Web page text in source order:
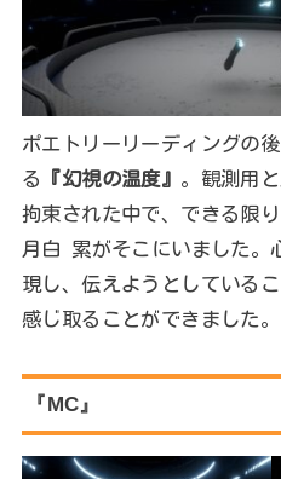
ポエトリーリーディングの
る
『幻視の温度』 。観測用
拘束された中で、できる限
月白 累がそこにいました。
現し、伝えようとしている
感じ取ることができました。
『MC』